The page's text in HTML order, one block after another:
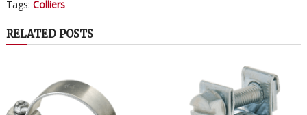
Tags: Colliers
RELATED POSTS